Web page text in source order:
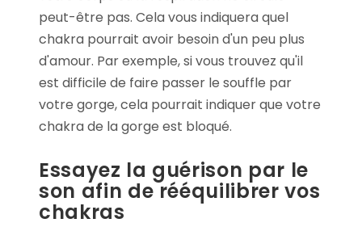
peut-être pas. Cela vous indiquera quel
chakra pourrait avoir besoin d'un peu plus
d'amour. Par exemple, si vous trouvez qu'il
est difficile de faire passer le souffle par
votre gorge, cela pourrait indiquer que votre
chakra de la gorge est bloqué.
Essayez la guérison par le
son afin de rééquilibrer vos
chakras